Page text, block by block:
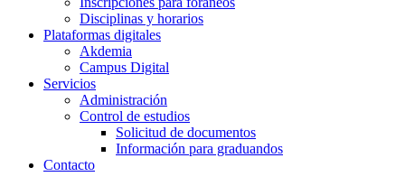
Disciplinas y horarios
Plataformas digitales
Akdemia
Campus Digital
Servicios
Administración
Control de estudios
Solicitud de documentos
Información para graduandos
Contacto